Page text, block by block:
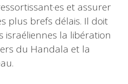
et assurer
plus brefs délais. Il doit
israéliennes la libération
du Handala et la